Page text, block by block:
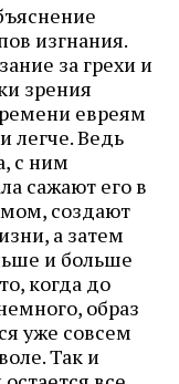
изгнания.
за грехи и
зрения
евреям
легче. Ведь
с ним
сажают его в
создают
а затем
и больше
когда до
образ
уже совсем
Так и